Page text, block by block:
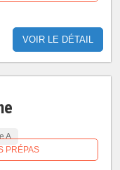
VOIR LE DÉTAIL
A
PRÉPAS